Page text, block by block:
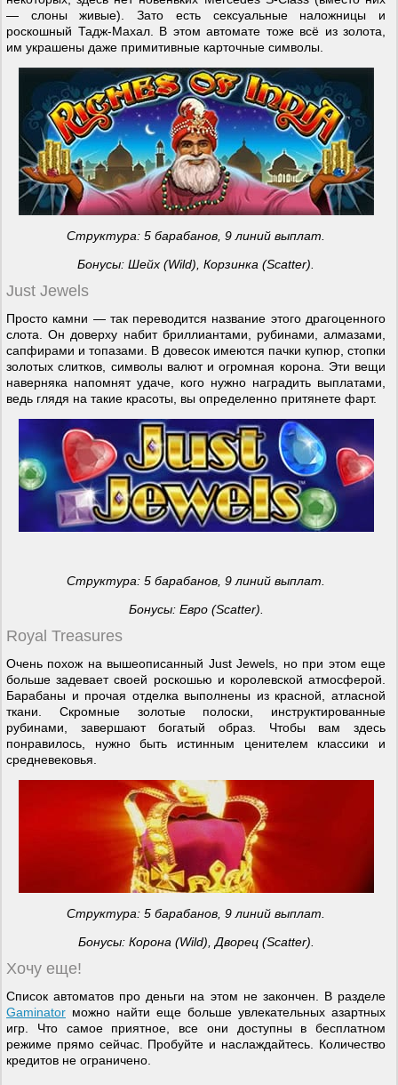
— слоны живые). Зато есть сексуальные наложницы и
роскошный Тадж-Махал. В этом автомате тоже всё из золота,
им украшены даже примитивные карточные символы.
Структура: 5 барабанов, 9 линий выплат.
Бонусы: Шейх (Wild), Корзинка (Scatter).
Just Jewels
Просто камни — так переводится название этого драгоценного
слота. Он доверху набит бриллиантами, рубинами, алмазами,
сапфирами и топазами. В довесок имеются пачки купюр, стопки
золотых слитков, символы валют и огромная корона. Эти вещи
наверняка напомнят удаче, кого нужно наградить выплатами,
ведь глядя на такие красоты, вы определенно притянете фарт.
Структура: 5 барабанов, 9 линий выплат.
Бонусы: Евро(Scatter).
Royal Treasures
Очень похож на вышеописанный Just Jewels, но при этом еще
больше задевает своей роскошью и королевской атмосферой.
Барабаны и прочая отделка выполнены из красной, атласной
ткани. Скромные золотые полоски, инструктированные
рубинами, завершают богатый образ. Чтобы вам здесь
понравилось, нужно быть истинным ценителем классики и
средневековья.
Структура: 5 барабанов, 9 линий выплат.
Бонусы: Корона (Wild), Дворец (Scatter).
Хочу еще!
Список автоматов про деньги на этом не закончен. В разделе
Gaminator можно найти еще больше увлекательных азартных
игр. Что самое приятное, все они доступны в бесплатном
режиме прямо сейчас. Пробуйте и наслаждайтесь. Количество
кредитов не ограничено.